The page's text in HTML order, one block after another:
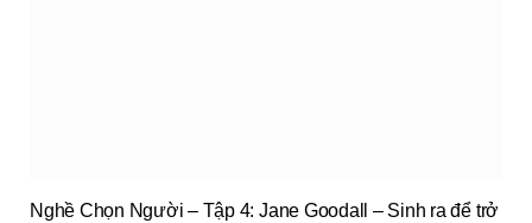
Nghề Chọn Người – Tập 4: Jane Goodall – Sinh ra để trở